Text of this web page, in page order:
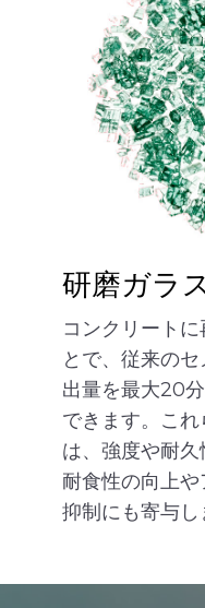
研磨ガラ
コンクリート
とで、従来の
出量を最大20
できます。こ
は、強度や耐久
耐食性の向上
抑制にも寄与し